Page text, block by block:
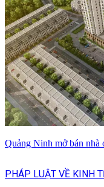
Quảng Ninh mở bán
PHÁP LUẬT VỀ KINH